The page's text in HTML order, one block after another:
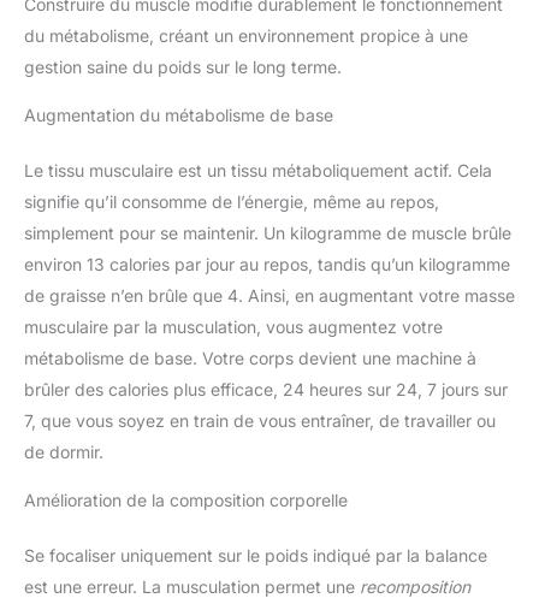
vous relaxant chez vous. Le
tapis de marche compact
indispensable. 【Facile à
ranger】: Grâce à ses roulettes
intégrées, vous pouvez le
bureau, la chambre ou toute
flexible, même dans un angle,
peut accueillir un téléphone portable ou une tablette, vous
pendant votre entraînement. PEU ENCOMBRANT ET AUCUN
conçu avec soin et prêt à l'emploi dès sa sortie de l'emballage.
derrière une porte. RÉPONSE RAPIDE ET PRIORITÉ AU CLIENT :
Le tapis de marche FOUSAE est idéal pour les entraînements à
domicile, adapté à tous les âges, et constitue le choix idéal
toute question, notre équipe après-vente professionnelle vous
répondra sous 18 heures.
du métabolisme, créant un environnement propice à une
gestion saine du poids sur le long terme.
Augmentation du métabolisme de base
Le tissu musculaire est un tissu métaboliquement actif. Cela
signifie qu’il consomme de l’énergie, même au repos,
simplement pour se maintenir. Un kilogramme de muscle brûle
environ 13 calories par jour au repos, tandis qu’un kilogramme
de graisse n’en brûle que 4. Ainsi, en augmentant votre masse
musculaire par la musculation, vous augmentez votre
métabolisme de base. Votre corps devient une machine à
brûler des calories plus efficace, 24 heures sur 24, 7 jours sur
7, que vous soyez en train de vous entraîner, de travailler ou
de dormir.
Amélioration de la composition corporelle
Se focaliser uniquement sur le poids indiqué par la balance
est une erreur. La musculation permet une recomposition